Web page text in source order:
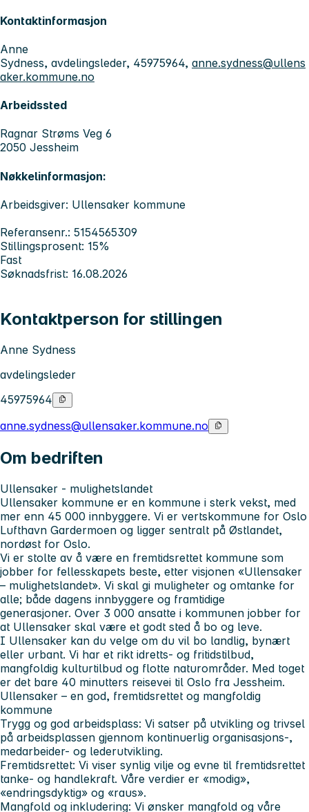
Kontaktinformasjon
Anne
Sydness, avdelingsleder, 45975964, anne.sydness@ullens
aker.kommune.no
Arbeidssted
Ragnar Strøms Veg 6
2050 Jessheim
Nøkkelinformasjon:
Arbeidsgiver: Ullensaker kommune
Referansenr.: 5154565309
Stillingsprosent: 15%
Fast
Søknadsfrist: 16.08.2026
Kontaktperson for stillingen
Anne Sydness
avdelingsleder
45975964
anne.sydness@ullensaker.kommune.no
Om bedriften
Ullensaker - mulighetslandet
Ullensaker kommune er en kommune i sterk vekst, med
mer enn 45 000 innbyggere. Vi er vertskommune for Oslo
Lufthavn Gardermoen og ligger sentralt på Østlandet,
nordøst for Oslo.
Vi er stolte av å være en fremtidsrettet kommune som
jobber for fellesskapets beste, etter visjonen «Ullensaker
– mulighetslandet». Vi skal gi muligheter og omtanke for
alle; både dagens innbyggere og framtidige
generasjoner. Over 3 000 ansatte i kommunen jobber for
at Ullensaker skal være et godt sted å bo og leve.
I Ullensaker kan du velge om du vil bo landlig, bynært
eller urbant. Vi har et rikt idretts- og fritidstilbud,
mangfoldig kulturtilbud og flotte naturområder. Med toget
er det bare 40 minutters reisevei til Oslo fra Jessheim.
Ullensaker – en god, fremtidsrettet og mangfoldig
kommune
Trygg og god arbeidsplass: Vi satser på utvikling og trivsel
på arbeidsplassen gjennom kontinuerlig organisasjons-,
medarbeider- og lederutvikling.
Fremtidsrettet: Vi viser synlig vilje og evne til fremtidsrettet
tanke- og handlekraft. Våre verdier er «modig»,
«endringsdyktig» og «raus».
Mangfold og inkludering: Vi ønsker mangfold og våre